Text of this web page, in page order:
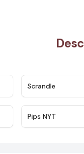
Scrandle
Pips NYT